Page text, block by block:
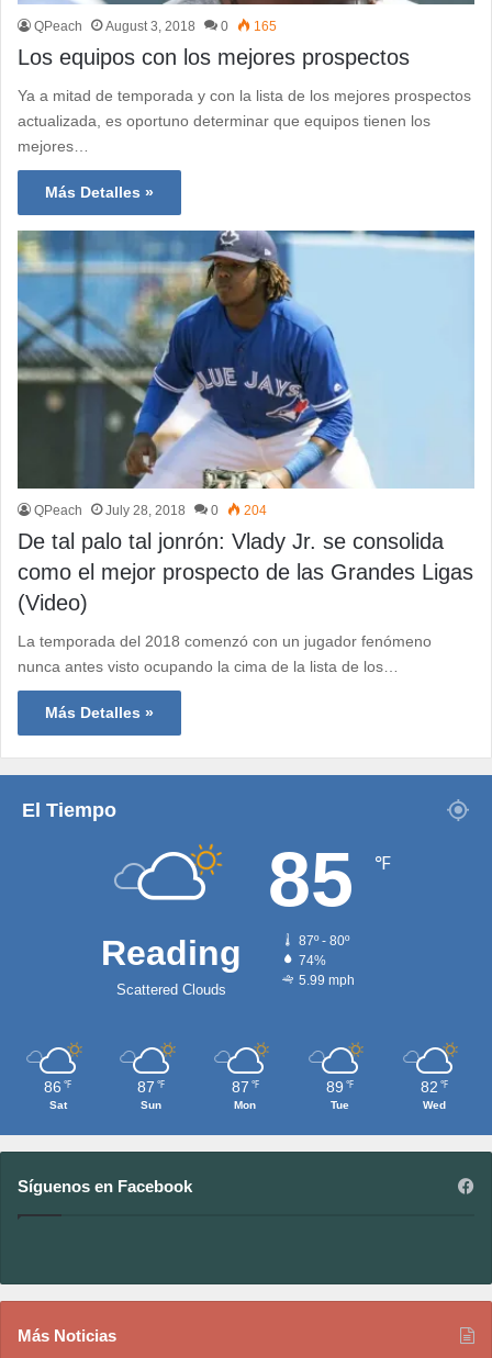
QPeach August 3, 2018 0 165
Los equipos con los mejores prospectos
Ya a mitad de temporada y con la lista de los mejores prospectos
actualizada, es oportuno determinar que equipos tienen los
mejores…
Más Detalles »
QPeach July 28, 2018 0 204
De tal palo tal jonrón: Vlady Jr. se consolida
como el mejor prospecto de las Grandes Ligas
(Video)
La temporada del 2018 comenzó con un jugador fenómeno
nunca antes visto ocupando la cima de la lista de los…
Más Detalles »
El Tiempo
Reading
Scattered Clouds
85 ℉
87º - 80º
74%
5.99 mph
86 ℉
Sat
87 ℉
Sun
87 ℉
Mon
89 ℉
Tue
82 ℉
Wed
Síguenos en Facebook
Más Noticias